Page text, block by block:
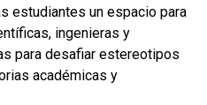
estudiantes un espacio para
ingenieras y
para desafiar estereotipos
académicas y